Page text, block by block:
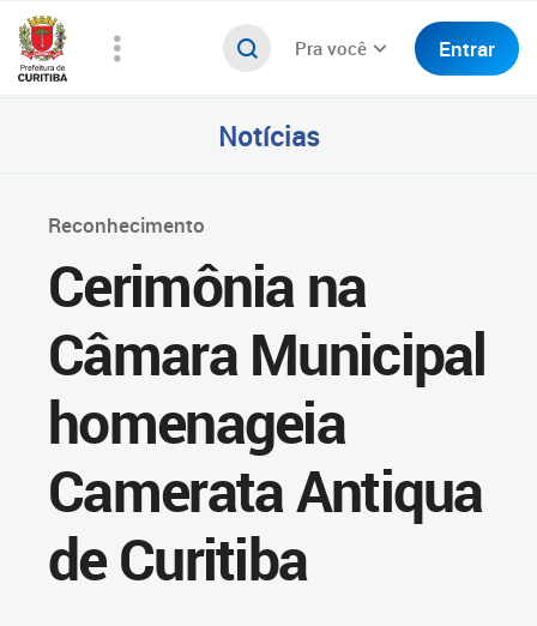
Pra você Entrar
Notícias
Reconhecimento
Cerimônia na
Câmara Municipal
homenageia
Camerata Antiqua
de Curitiba